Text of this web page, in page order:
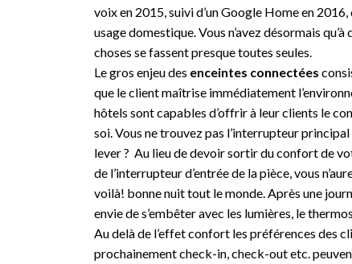
voix en 2015, suivi d’un Google Home en
usage domestique. Vous n’avez désormais
choses se fassent presque toutes seules.
Le gros enjeu des enceintes connectées
que le client maîtrise immédiatement
hôtels sont capables d’offrir à leur clients le
soi. Vous ne trouvez pas l’interrupteur
lever ? Au lieu de devoir sortir du confort de
de l’interrupteur d’entrée de la pièce, vous
voilà! bonne nuit tout le monde. Après une
envie de s’embêter avec les lumières, le
Au delà de l’effet confort les préférences des
prochainement check-in, check-out etc.